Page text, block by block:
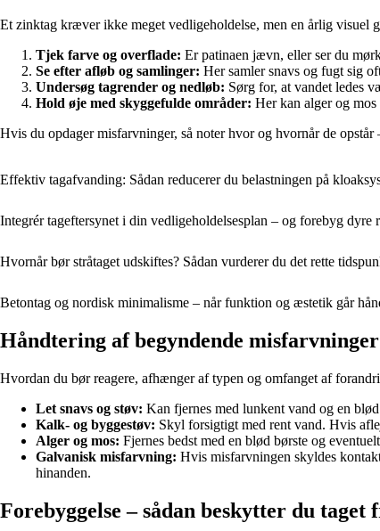
Et zinktag kræver ikke meget vedligeholdelse, men en årlig visuel
Tjek farve og overflade: Er patinaen jævn, eller ser du
Se efter afløb og samlinger: Her samler snavs og fugt sig
Undersøg tagrender og nedløb: Sørg for, at vandet ledes
Hold øje med skyggefulde områder: Her kan alger og
Hvis du opdager misfarvninger, så noter hvor og hvornår de
Effektiv tagafvanding: Sådan reducerer du belastningen på
Integrér tageftersynet i din vedligeholdelsesplan – og forebyg dyre
Hvornår bør stråtaget udskiftes? Sådan vurderer du det rette
Betontag og nordisk minimalisme – når funktion og æstetik går
Håndtering af begyndende misfarvninger
Hvordan du bør reagere, afhænger af typen og omfanget af
Let snavs og støv: Kan fjernes med lunkent vand og en
Kalk- og byggestøv: Skyl forsigtigt med rent vand. Hvis
Alger og mos: Fjernes bedst med en blød børste og
Galvanisk misfarvning: Hvis misfarvningen skyldes
hinanden.
Forebyggelse – sådan beskytter du taget